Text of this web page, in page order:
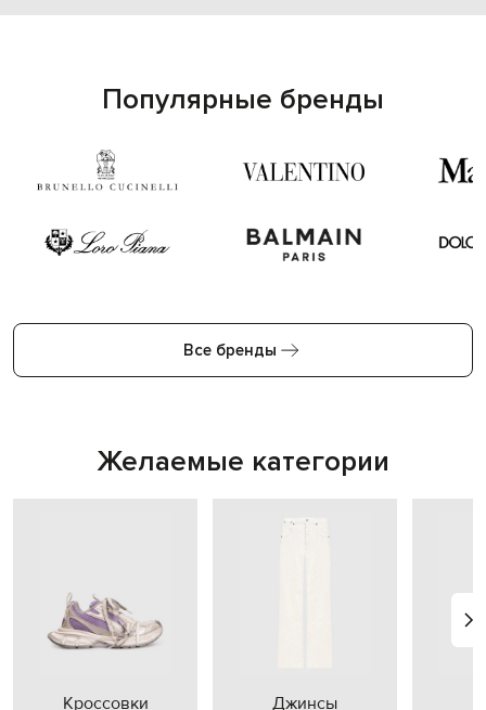
Популярные бренды
Все бренды
Желаемые категории
Кроссовки Джинсы